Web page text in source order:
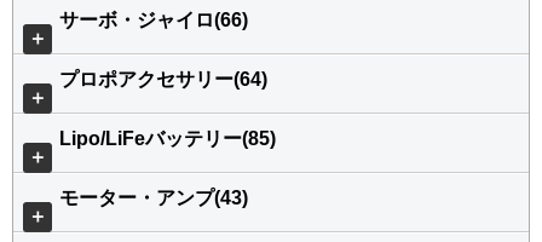
＋
サーボ・ジャイロ(66)
＋
プロポアクセサリー(64)
＋
Lipo/LiFeバッテリー(85)
＋
モーター・アンプ(43)